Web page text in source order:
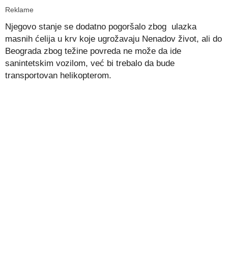
Reklame
Njegovo stanje se dodatno pogoršalo zbog ulazka
masnih ćelija u krv koje ugrožavaju Nenadov život, ali do
Beograda zbog težine povreda ne može da ide
sanintetskim vozilom, već bi trebalo da bude
transportovan helikopterom.